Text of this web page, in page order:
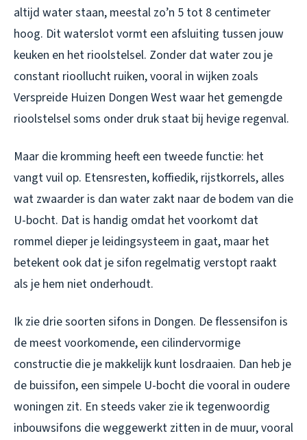
altijd water staan, meestal zo’n 5 tot 8 centimeter
hoog. Dit waterslot vormt een afsluiting tussen jouw
keuken en het rioolstelsel. Zonder dat water zou je
constant rioollucht ruiken, vooral in wijken zoals
Verspreide Huizen Dongen West waar het gemengde
rioolstelsel soms onder druk staat bij hevige regenval.
Maar die kromming heeft een tweede functie: het
vangt vuil op. Etensresten, koffiedik, rijstkorrels, alles
wat zwaarder is dan water zakt naar de bodem van die
U-bocht. Dat is handig omdat het voorkomt dat
rommel dieper je leidingsysteem in gaat, maar het
betekent ook dat je sifon regelmatig verstopt raakt
als je hem niet onderhoudt.
Ik zie drie soorten sifons in Dongen. De flessensifon is
de meest voorkomende, een cilindervormige
constructie die je makkelijk kunt losdraaien. Dan heb je
de buissifon, een simpele U-bocht die vooral in oudere
woningen zit. En steeds vaker zie ik tegenwoordig
inbouwsifons die weggewerkt zitten in de muur, vooral